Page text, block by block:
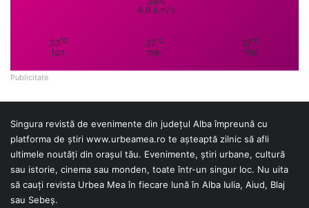
4.9 km/h
33℃
lun
37℃
mar
37℃
mie
Publicitate
Singura revistă de evenimente din județul Alba împreună cu
platforma de știri www.urbeamea.ro te așteaptă zilnic să afli
ultimele noutăți din orașul tău. Evenimente, știri urbane, cultură
sau istorie, cinema sau monden, toate într-un singur loc. Nu uita
să cauți revista Urbea Mea în fiecare lună în Alba Iulia, Aiud, Blaj
sau Sebeș.